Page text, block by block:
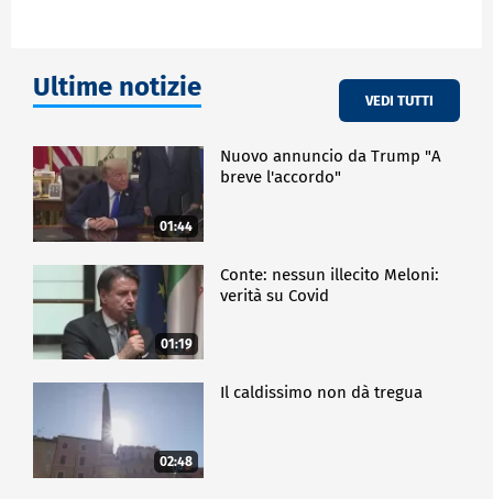
Ultime notizie VEDI TUTTI
01:44
Nuovo annuncio da Trump "A
breve l'accordo"
01:19
Conte: nessun illecito Meloni:
verità su Covid
02:48
Il caldissimo non dà tregua